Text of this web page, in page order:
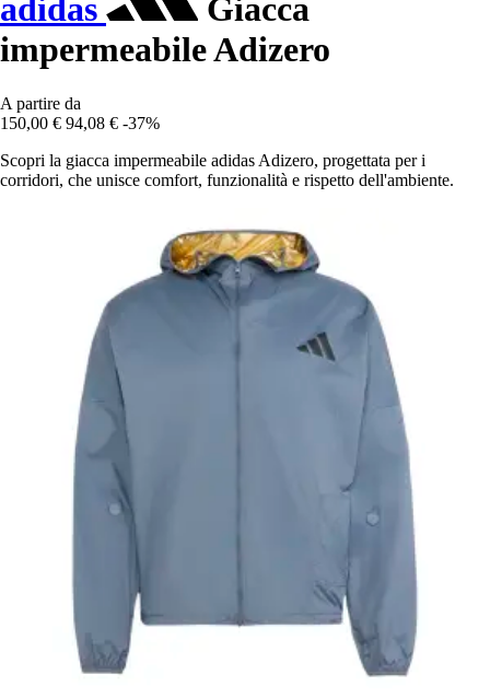
adidas
Giacca
impermeabile Adizero
A partire da
150,00 € 94,08 € -37%
Scopri la giacca impermeabile adidas Adizero, progettata per i
corridori, che unisce comfort, funzionalità e rispetto dell'ambiente.